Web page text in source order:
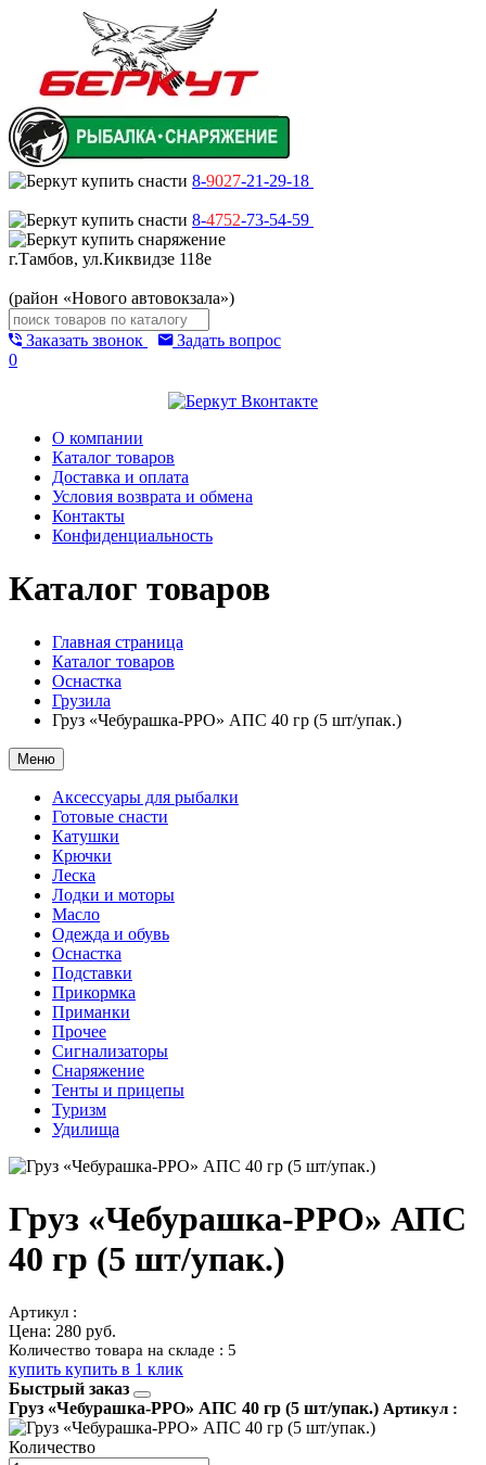
8-9027-21-29-18
8-4752-73-54-59
г.Тамбов, ул.Киквидзе 118е
(район «Нового автовокзала»)
Заказать звонок
Задать вопрос
0
О компании
Каталог товаров
Доставка и оплата
Условия возврата и обмена
Контакты
Конфиденциальность
Каталог товаров
Главная страница
Каталог товаров
Оснастка
Грузила
Груз «Чебурашка-РРО» АПС 40 гр (5 шт/упак.)
Меню
Аксессуары для рыбалки
Готовые снасти
Катушки
Крючки
Леска
Лодки и моторы
Масло
Одежда и обувь
Оснастка
Подставки
Прикормка
Приманки
Прочее
Сигнализаторы
Снаряжение
Тенты и прицепы
Туризм
Удилища
Груз «Чебурашка-РРО» АПС
40 гр (5 шт/упак.)
Артикул :
Цена: 280 руб.
Количество товара на складе : 5
купить купить в 1 клик
Быстрый заказ
Груз «Чебурашка-РРО» АПС 40 гр (5 шт/упак.) Артикул :
Количество